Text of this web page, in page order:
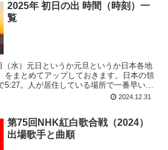
2025年 初日の出 時間（時刻）一
覧
（水）元日というか元旦というか日本各地
をまとめてアップしておきます。日本の領
。人が居住している場所で一番早いの
場所で最も遅いのは与那国島で7:32。南鳥
2024.12.31
第75回NHK紅白歌合戦（2024）
出場歌手と曲順